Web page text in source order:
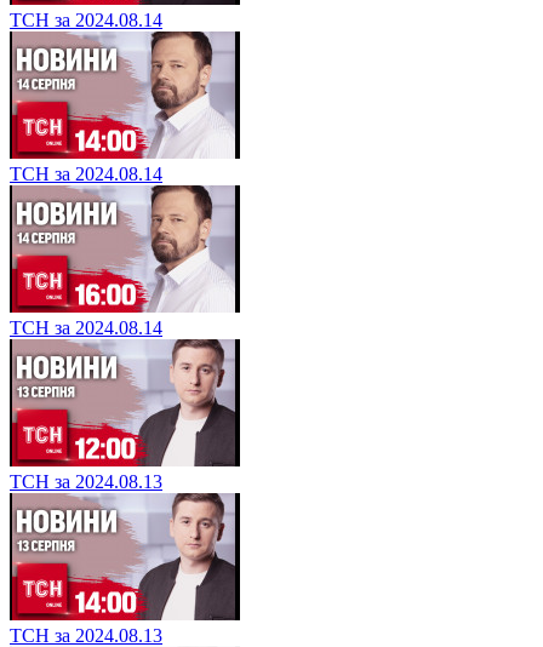
ТСН за 2024.08.14
ТСН за 2024.08.14
ТСН за 2024.08.14
ТСН за 2024.08.13
ТСН за 2024.08.13